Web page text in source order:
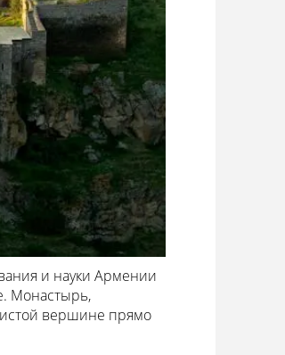
и науки Армении
Монастырь,
вершине прямо